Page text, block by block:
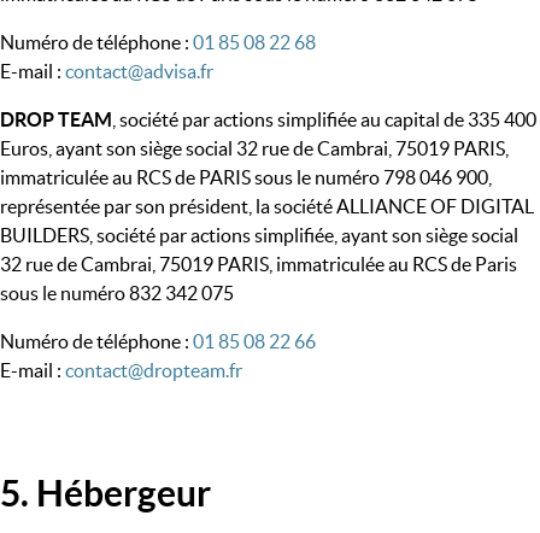
Numéro de téléphone : 01 85 08 22 68
E-mail : contact@advisa.fr
DROP TEAM , société par actions simplifiée au capital de 335 400
Euros, ayant son siège social 32 rue de Cambrai, 75019 PARIS,
immatriculée au RCS de PARIS sous le numéro 798 046 900,
représentée par son président, la société ALLIANCE OF DIGITAL
BUILDERS, société par actions simplifiée, ayant son siège social
32 rue de Cambrai, 75019 PARIS, immatriculée au RCS de Paris
sous le numéro 832 342 075
Numéro de téléphone : 01 85 08 22 66
E-mail : contact@dropteam.fr
5. Hébergeur